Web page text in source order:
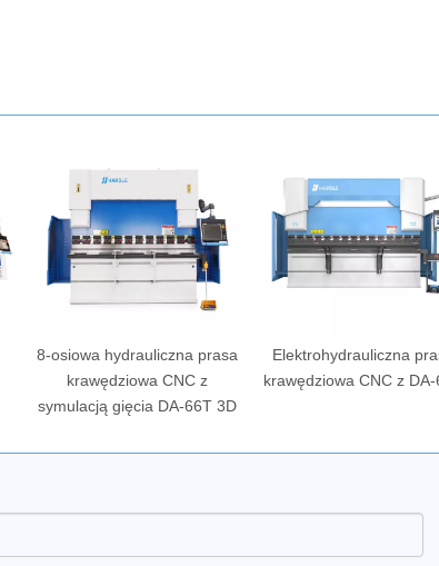
8-osiowa hydrauliczna prasa
krawędziowa CNC z
symulacją gięcia DA-66T 3D
Elektrohydrauliczna
krawędziowa CNC z